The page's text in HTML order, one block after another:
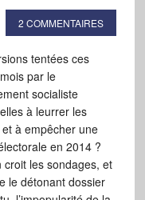
2 COMMENTAIRES
tentées ces
par le
socialiste
à leurrer les
à empêcher une
en 2014 ?
croit les sondages, et
le détonant dossier